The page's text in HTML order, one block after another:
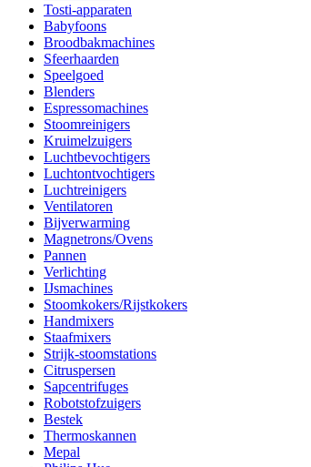
Tosti-apparaten
Babyfoons
Broodbakmachines
Sfeerhaarden
Speelgoed
Blenders
Espressomachines
Stoomreinigers
Kruimelzuigers
Luchtbevochtigers
Luchtontvochtigers
Luchtreinigers
Ventilatoren
Bijverwarming
Magnetrons/Ovens
Pannen
Verlichting
IJsmachines
Stoomkokers/Rijstkokers
Handmixers
Staafmixers
Strijk-stoomstations
Citruspersen
Sapcentrifuges
Robotstofzuigers
Bestek
Thermoskannen
Mepal